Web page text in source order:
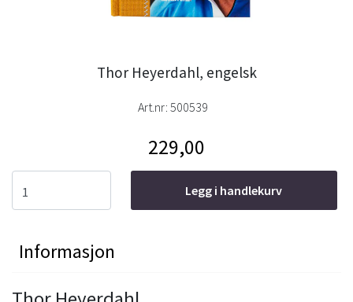
Thor Heyerdahl, engelsk
Art.nr: 500539
229,00
Legg i handlekurv
Informasjon